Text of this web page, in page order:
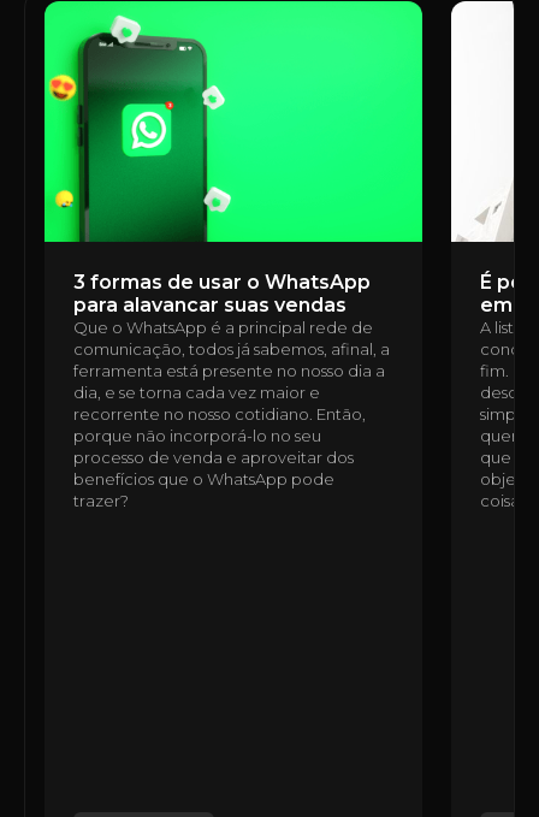
3 formas de usar o WhatsApp
para alavancar suas vendas
Que o WhatsApp é a principal rede de
comunicação, todos já sabemos, afinal, a
ferramenta está presente no nosso dia a
dia, e se torna cada vez maior e
recorrente no nosso cotidiano. Então,
porque não incorporá-lo no seu
processo de venda e aproveitar dos
benefícios que o WhatsApp pode
trazer?
É
em
A lista
fim. É
desde
quem
que
coisas,